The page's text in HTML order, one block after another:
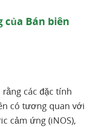
của Bán biên
các đặc tính
có tương quan với
cảm ứng (iNOS),